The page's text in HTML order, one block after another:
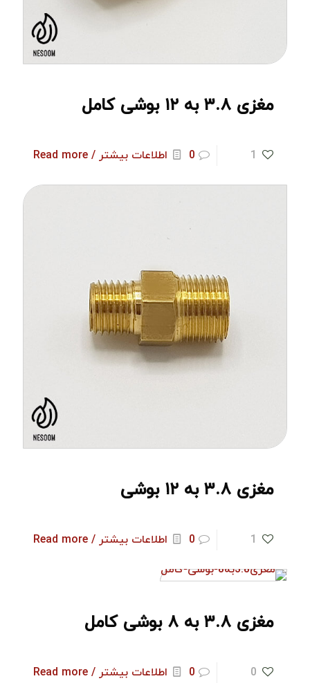
مغزی ۳.۸ به ۱۲ بوشی کامل
1
0 اطلاعات بیشتر / Read more
مغزی ۳.۸ به ۱۲ بوشی
1
0 اطلاعات بیشتر / Read more
مغزی ۳.۸ به ۸ بوشی کامل
0
0 اطلاعات بیشتر / Read more